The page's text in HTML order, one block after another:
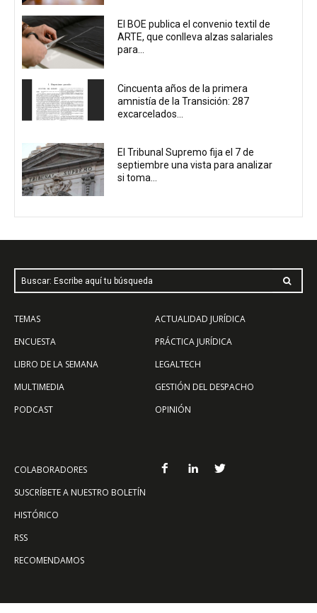
El BOE publica el convenio textil de
ARTE, que conlleva alzas salariales
para...
Cincuenta años de la primera
amnistía de la Transición: 287
excarcelados...
El Tribunal Supremo fija el 7 de
septiembre una vista para analizar
si toma...
Buscar: Escribe aquí tu búsqueda
TEMAS
ENCUESTA
LIBRO DE LA SEMANA
MULTIMEDIA
PODCAST
ACTUALIDAD JURÍDICA
PRÁCTICA JURÍDICA
LEGALTECH
GESTIÓN DEL DESPACHO
OPINIÓN
COLABORADORES
SUSCRÍBETE A NUESTRO BOLETÍN
HISTÓRICO
RSS
RECOMENDAMOS